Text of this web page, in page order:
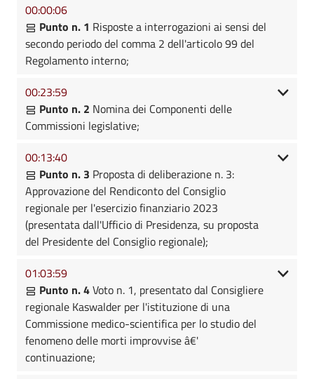
00:00:06
Punto n. 1 Risposte a interrogazioni ai sensi del
secondo periodo del comma 2 dell'articolo 99 del
Regolamento interno;
00:23:59
Punto n. 2 Nomina dei Componenti delle
Commissioni legislative;
00:13:40
Punto n. 3 Proposta di deliberazione n. 3:
Approvazione del Rendiconto del Consiglio
regionale per l'esercizio finanziario 2023
(presentata dall'Ufficio di Presidenza, su proposta
del Presidente del Consiglio regionale);
01:03:59
Punto n. 4Voto n. 1, presentato dal Consigliere
regionale Kaswalder per l'istituzione di una
Commissione medico-scientifica per lo studio del
fenomeno delle morti improvvise â€'
continuazione;